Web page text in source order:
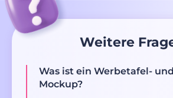
Weitere
Was ist ein Werbetafel-
Mockup?